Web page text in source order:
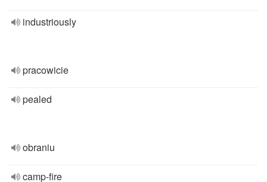
industriously
pracowicie
pealed
obraniu
camp-fire